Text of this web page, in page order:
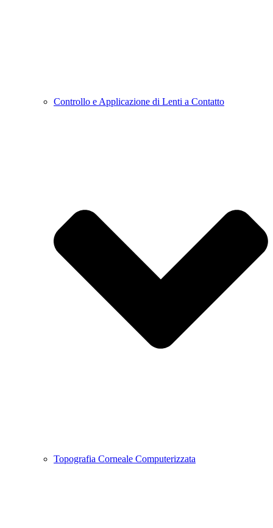
Controllo e Applicazione di Lenti a Contatto
Topografia Corneale Computerizzata